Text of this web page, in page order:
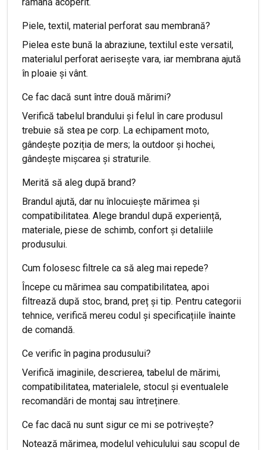
Piele, textil, material perforat sau membrană?
Pielea este bună la abraziune, textilul este versatil,
materialul perforat aerisește vara, iar membrana ajută
în ploaie și vânt.
Ce fac dacă sunt între două mărimi?
Verifică tabelul brandului și felul în care produsul
trebuie să stea pe corp. La echipament moto,
gândește poziția de mers; la outdoor și hochei,
gândește mișcarea și straturile.
Merită să aleg după brand?
Brandul ajută, dar nu înlocuiește mărimea și
compatibilitatea. Alege brandul după experiență,
materiale, piese de schimb, confort și detaliile
produsului.
Cum folosesc filtrele ca să aleg mai repede?
Începe cu mărimea sau compatibilitatea, apoi
filtrează după stoc, brand, preț și tip. Pentru categorii
tehnice, verifică mereu codul și specificațiile înainte
de comandă.
Ce verific în pagina produsului?
Verifică imaginile, descrierea, tabelul de mărimi,
compatibilitatea, materialele, stocul și eventualele
recomandări de montaj sau întreținere.
Ce fac dacă nu sunt sigur ce mi se potrivește?
Notează mărimea, modelul vehiculului sau scopul de